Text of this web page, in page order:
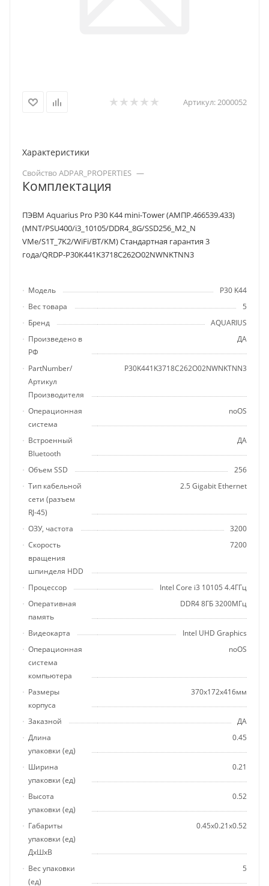
Артикул:2000052
Характеристики
Свойство ADPAR_PROPERTIES —
Комплектация
ПЭВМ Aquarius Pro P30 K44 mini-Tower (АМПР.466539.433)
(MNT/PSU400/i3_10105/DDR4_8G/SSD256_M2_N
VMe/S1T_7K2/WiFi/BT/KM) Стандартная гарантия 3
года/QRDP-P30K441K3718C262O02NWNKTNN3
Модель
P30 K44
Вес товара
5
Бренд
AQUARIUS
Произведено в
РФ
ДА
PartNumber/
Артикул
Производителя
P30K441K3718C262O02NWNKTNN3
Операционная
система
noOS
Встроенный
Bluetooth
ДА
Объем SSD
256
Тип кабельной
сети (разъем
RJ-45)
2.5 Gigabit Ethernet
ОЗУ, частота
3200
Скорость
вращения
шпинделя HDD
7200
Процессор
Intel Core i3 10105 4.4ГГц
Оперативная
память
DDR4 8ГБ 3200МГц
Видеокарта
Intel UHD Graphics
Операционная
система
компьютера
noOS
Размеры
корпуса
370x172x416мм
Заказной
ДА
Длина
упаковки (ед)
0.45
Ширина
упаковки (ед)
0.21
Высота
упаковки (ед)
0.52
Габариты
упаковки (ед)
ДхШхВ
0.45x0.21x0.52
Вес упаковки
(ед)
5